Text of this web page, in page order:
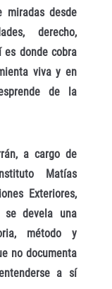
miradas desde
derecho,
es donde cobra
viva y en
de la
a cargo de
Matías
Exteriores,
se devela una
método y
no documenta
a sí